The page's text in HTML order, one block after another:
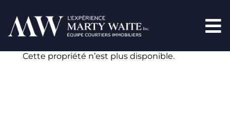
Cette propriété n’est plus disponible.